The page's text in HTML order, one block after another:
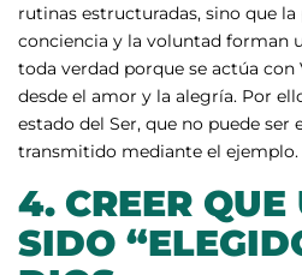
rutinas estructuradas, sino que
conciencia y la voluntad forman
toda verdad porque se actúa con
desde el amor y la alegría. Por
estado del Ser, que no puede ser
transmitido mediante el ejemplo.
4. CREER
SIDO